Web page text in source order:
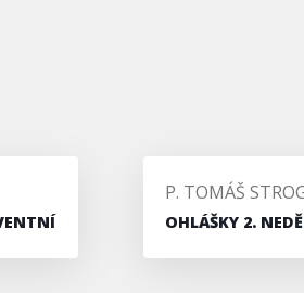
PŘIDAL/A
P. TOMÁŠ
OHLÁŠKY 2.